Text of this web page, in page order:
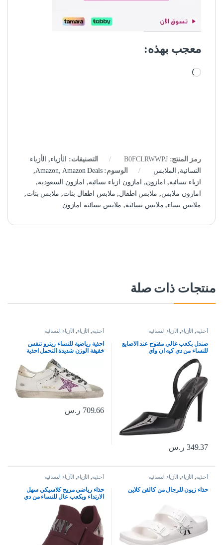
معجب بهذه:
جاري التحميل…
رمز المنتج:B0FCLRWWPJ التصنيفات: الأزياء, الأزياء
النسائية, الملابس الوسوم: Amazon, Amazon Deals
,
ازياء نسائية, امازون, امازون ازياء نسائية, امازون السعودية,
امازون ملابس, ملابس اطفال, ملابس اطفال بنات, ملابس بنات,
ملابس نساء, ملابس نسائية, ملابس نسائية امازون
منتجات ذات صلة
أحذية, الأزياء, الأزياء النسائية
صندل بكعب عالي مفتوح عند الاصابع
للنساء من دي كيه ان واي
349.37 ر.س
أحذية, الأزياء, الأزياء النسائية
احذية رياضية للنساء ريترو تنفس
خفيفة الوزن شديدة التحمل احذية
رياضية جلدية غير رسمية من جولدن
709.66 ر.س
أحذية الأزياء الأزياء النسائية
حذاء زيون للرجال من كالفن كلاين
أحذية الأزياء الأزياء النسائية
حذاء رياضي مريح كلاسيكي سهل
الارتداء وبكعب عال للنساء من دي